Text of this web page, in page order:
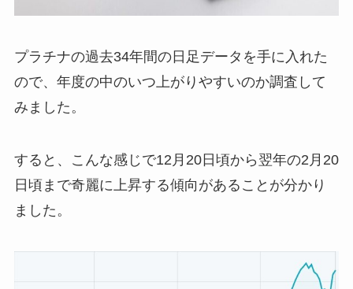
プラチナの過去34年間の日足データを手に入れた
ので、年度の中のいつ上がりやすいのか調査して
みました。
すると、こんな感じで12月20日頃から翌年の2月20
日頃まで奇麗に上昇する傾向があることが分かり
ました。